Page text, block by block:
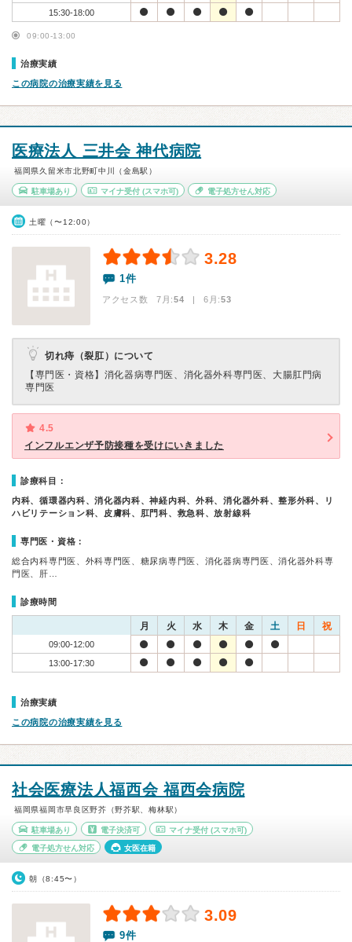
15:30-18:00
09:00-13:00
治療実績
この病院の治療実績を見る
医療法人 三井会 神代病院
福岡県久留米市北野町中川（金島駅）
駐車場あり マイナ受付(スマホ可) 電子処方せん対応
土曜（〜12:00）
3.28
1件
アクセス数 7月:54 | 6月:53
切れ痔（裂肛）について
【専門医・資格】 消化器病専門医、消化器外科専門医、大腸肛門病
専門医
4.5
インフルエンザ予防接種を受けにいきました
診療科目：
内科、循環器内科、消化器内科、神経内科、外科、消化器外科、整形外科、リ
ハビリテーション科、皮膚科、肛門科、救急科、放射線科
専門医・資格：
総合内科専門医、外科専門医、糖尿病専門医、消化器病専門医、消化器外科専
門医、肝…
診療時間
月 火 水 木 金 土 日 祝
09:00-12:00
13:00-17:30
治療実績
この病院の治療実績を見る
社会医療法人福西会 福西会病院
福岡県福岡市早良区野芥（野芥駅、梅林駅）
駐車場あり 電子決済可 マイナ受付 (スマホ可)
電子処方せん対応 女医在籍
朝（8:45〜）
3.09
9件